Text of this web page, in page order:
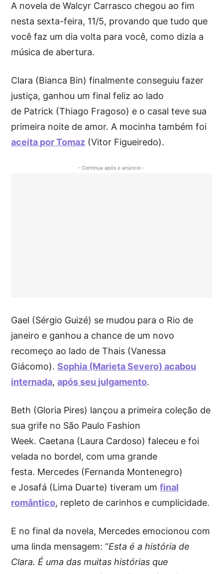
A novela de Walcyr Carrasco chegou ao fim
nesta sexta-feira, 11/5, provando que tudo que
você faz um dia volta para você, como dizia a
música de abertura.
Clara (Bianca Bin) finalmente conseguiu fazer
justiça, ganhou um final feliz ao lado
de Patrick (Thiago Fragoso) e o casal teve sua
primeira noite de amor. A mocinha também foi
aceita por Tomaz (Vitor Figueiredo).
- Continua após o anúncio -
Gael (Sérgio Guizé) se mudou para o Rio de
janeiro e ganhou a chance de um novo
recomeço ao lado de Thais (Vanessa
Giácomo).Sophia (Marieta Severo) acabou
internada,após seu julgamento.
Beth (Gloria Pires) lançou a primeira coleção de
sua grife no São Paulo Fashion
Week. Caetana (Laura Cardoso) faleceu e foi
velada no bordel, com uma grande
festa. Mercedes (Fernanda Montenegro)
e Josafá (Lima Duarte) tiveram umfinal
romântico, repleto de carinhos e cumplicidade.
E no final da novela, Mercedes emocionou com
uma linda mensagem: “Esta é a história de
Clara. É uma das muitas histórias que